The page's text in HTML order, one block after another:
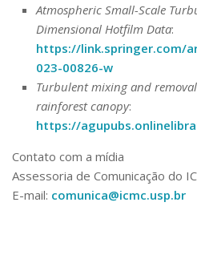
Atmospheric Small-Scale
Dimensional Hotfilm Data:
https://link.springer.com/
023-00826-w
Turbulent mixing and
rainforest canopy:
https://
Contato com a mídia
Assessoria de Comunicação do
E-mail: comunica@icmc.usp.br